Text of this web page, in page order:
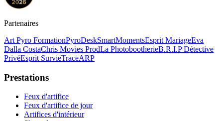
Partenaires
Art Pyro FormationPyroDeskSmartMomentsEsprit MariageEva
Dalla CostaChris Movies ProdLa PhotobootherieB.R.I.P Détective
PrivéEsprit SurvieTraceARP
Prestations
Feux d'artifice
Feux d'artifice de jour
Artifices d'intérieur